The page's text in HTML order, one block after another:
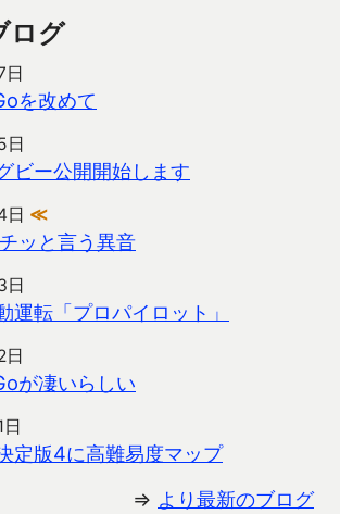
ログ
日
を改めて
日
ビー公開開始します
日 ≪
ッと言う異音
日
運転「プロパイロット」
日
が凄いらしい
定版4に高難易度マップ
⇒ より最新のブログ